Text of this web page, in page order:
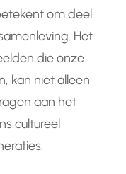
om deel
Het
die onze
kan niet alleen
aan het
cultureel